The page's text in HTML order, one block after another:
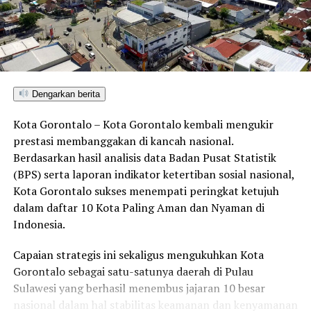
merapatkan barisan dalam menyukseskan program
daerah.
“Momentum ini hendaknya menjadi penguat bagi
meningkatkan kinerja, menjaga kebersamaan, dan
kita bekerja dengan penuh tanggung jawab demi
kemajuan Kabupaten Pohuwato,” kunci Bupati Saipul.
ACHMAD JUSUF DJUUNA
ADMINISTRASI PEMERINTAHAN
ASN KABUPATEN POHUWATO
BERITA POHUWATO
PELAYANAN PUBLIK POHUWATO
PERSETUJUAN GUBERNUR GORONTALO
PJ SEKDA POHUWATO
SAIPUL MBUINGA
SK PENJABAT SEKDA
SUTRISNO PULUHULAWA
Dengarkan berita
Kota Gorontalo – Kota Gorontalo kembali mengukir
prestasi membanggakan di kancah nasional.
Berdasarkan hasil analisis data Badan Pusat Statistik
(BPS) serta laporan indikator ketertiban sosial nasional,
Kota Gorontalo sukses menempati peringkat ketujuh
dalam daftar 10 Kota Paling Aman dan Nyaman di
Indonesia.
Capaian strategis ini sekaligus mengukuhkan Kota
Gorontalo sebagai satu-satunya daerah di Pulau
Sulawesi yang berhasil menembus jajaran 10 besar
nasional dalam hal stabilitas keamanan dan kenyamanan